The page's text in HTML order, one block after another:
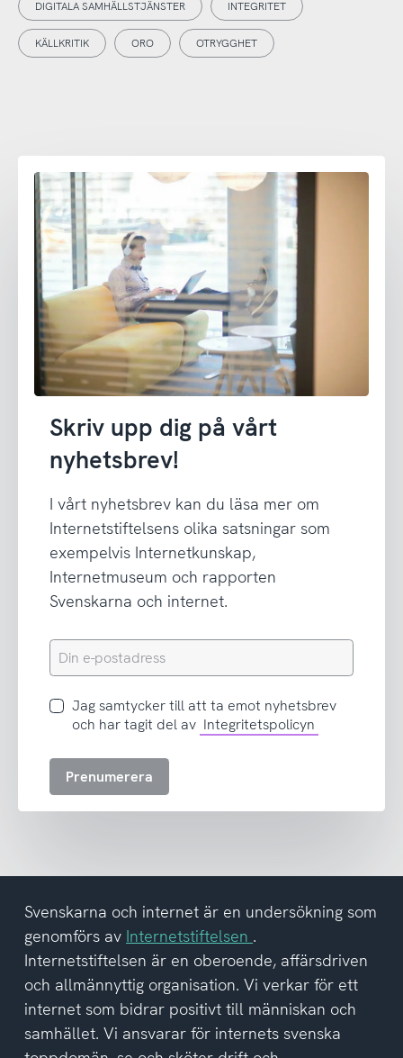
DIGITALA SAMHÄLLSTJÄNSTER INTEGRITET
KÄLLKRITIK ORO OTRYGGHET
Skriv upp dig på vårt
nyhetsbrev!
I vårt nyhetsbrev kan du läsa mer om
Internetstiftelsens olika satsningar som
exempelvis Internetkunskap,
Internetmuseum och rapporten
Svenskarna och internet.
Din
e-
Jag
samtycker
att
del
av
integritetspolicyn
Jag samtycker till att ta emot nyhetsbrev
och har tagit del av Integritetspolicyn
Prenumerera
Svenskarna och internet är en undersökning som
genomförs av Internetstiftelsen .
Internetstiftelsen är en oberoende, affärsdriven
och allmännyttig organisation. Vi verkar för ett
internet som bidrar positivt till människan och
samhället. Vi ansvarar för internets svenska